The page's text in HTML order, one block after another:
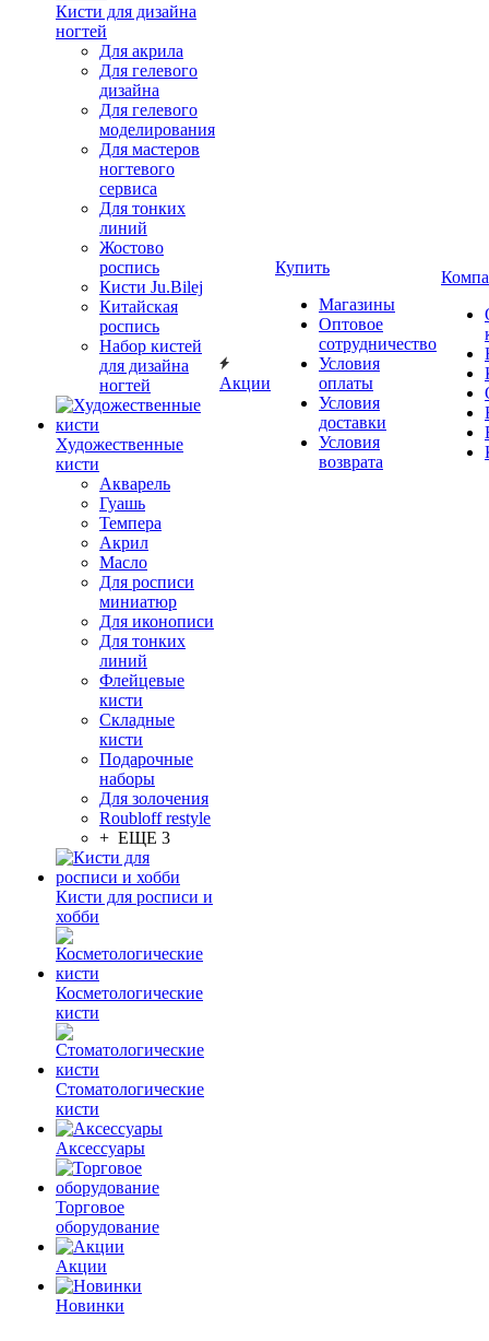
Кисти для дизайна
ногтей
Для акрила
Для гелевого
дизайна
Для гелевого
моделирования
Для мастеров
ногтевого
сервиса
Для тонких
линий
Жостово
роспись
Кисти Ju.Bilej
Китайская
роспись
Набор кистей
для дизайна
ногтей
Художественные
кисти
Акварель
Гуашь
Темпера
Акрил
Масло
Для росписи
миниатюр
Для иконописи
Для тонких
линий
Флейцевые
кисти
Складные
кисти
Подарочные
наборы
Для золочения
Roubloff restyle
+ ЕЩЕ 3
Кисти для росписи и
хобби
Косметологические
кисти
Стоматологические
кисти
Аксессуары
Торговое
оборудование
Акции
Новинки
Акции
Купить
Магазины
Оптовое
сотрудничество
Условия
оплаты
Условия
доставки
Условия
возврата